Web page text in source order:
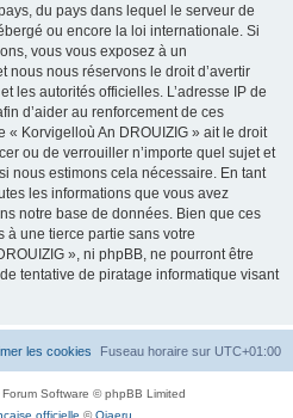
du pays dans lequel le serveur de
ou encore la loi internationale. Si
vous vous exposez à un
nous nous réservons le droit d’avertir
les autorités officielles. L’adresse IP de
d’aider au renforcement de ces
« Korvigelloù An DROUIZIG » ait le droit
ou de verrouiller n’importe quel sujet et
nous estimons cela nécessaire. En tant
les informations que vous avez
notre base de données. Bien que ces
à une tierce partie sans votre
», ni phpBB, ne pourront être
tentative de piratage informatique visant
Fuseau horaire sur UTC+01:00
les cookies
Software © phpBB Limited
officielle ©Qiaeru